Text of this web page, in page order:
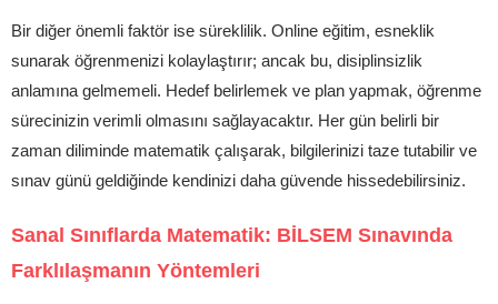
Bir diğer önemli faktör ise süreklilik. Online eğitim, esneklik
sunarak öğrenmenizi kolaylaştırır; ancak bu, disiplinsizlik
anlamına gelmemeli. Hedef belirlemek ve plan yapmak, öğrenme
sürecinizin verimli olmasını sağlayacaktır. Her gün belirli bir
zaman diliminde matematik çalışarak, bilgilerinizi taze tutabilir ve
sınav günü geldiğinde kendinizi daha güvende hissedebilirsiniz.
Sanal Sınıflarda Matematik: BİLSEM Sınavında
Farklılaşmanın Yöntemleri